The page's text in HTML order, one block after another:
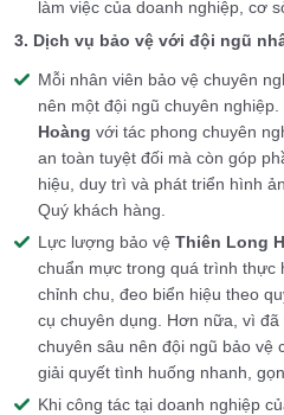
làm việc của doanh nghiệp, cơ
3. Dịch vụ bảo vệ với đội ngũ
Mỗi nhân viên bảo vệ chuyên
nên một đội ngũ chuyên
Hoàng với tác phong chuyên
an toàn tuyệt đối mà còn góp
hiệu, duy trì và phát triển hình
Quý khách hàng.
Lực lượng bảo vệ Thiên Long
chuẩn mực trong quá trình thực
chỉnh chu, đeo biển hiệu theo
cụ chuyên dụng. Hơn nữa, vì
chuyên sâu nên đội ngũ bảo vệ
giải quyết tình huống nhanh,
Khi công tác tại doanh nghiệp